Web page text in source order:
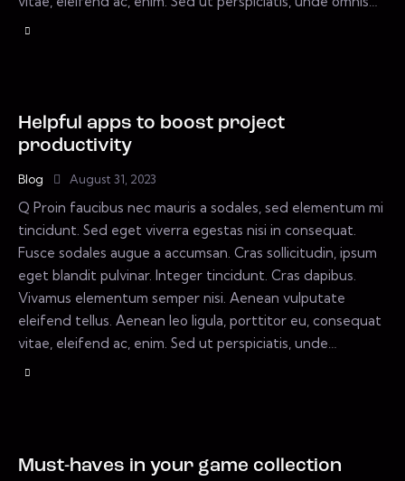
Helpful apps to boost project
productivity
Blog August 31, 2023
Q Proin faucibus nec mauris a sodales, sed elementum mi
tincidunt. Sed eget viverra egestas nisi in consequat.
Fusce sodales augue a accumsan. Cras sollicitudin, ipsum
eget blandit pulvinar. Integer tincidunt. Cras dapibus.
Vivamus elementum semper nisi. Aenean vulputate
eleifend tellus. Aenean leo ligula, porttitor eu, consequat
vitae, eleifend ac, enim. Sed ut perspiciatis, unde…
Must-haves in your game collection